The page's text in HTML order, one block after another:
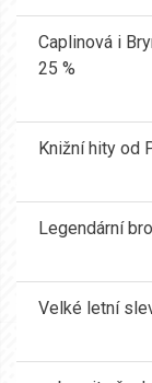
Caplinová i
25 %
Knižní hity od
Legendární
Velké letní